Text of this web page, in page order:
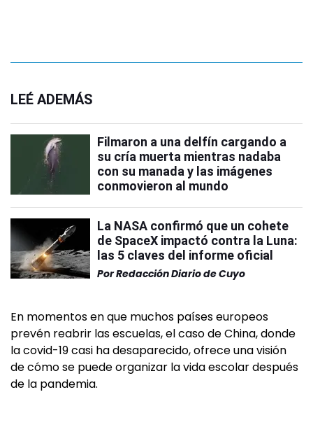
LEÉ ADEMÁS
Filmaron a una delfín cargando a
su cría muerta mientras nadaba
con su manada y las imágenes
conmovieron al mundo
La NASA confirmó que un cohete
de SpaceX impactó contra la Luna:
las 5 claves del informe oficial
PorRedacción Diario de Cuyo
En momentos en que muchos países europeos
prevén reabrir las escuelas, el caso de China, donde
la covid-19 casi ha desaparecido, ofrece una visión
de cómo se puede organizar la vida escolar después
de la pandemia.